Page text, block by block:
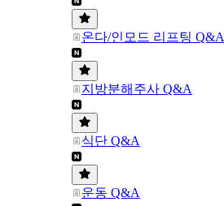
온다/인모드 리프팅 Q&A
지방분해주사 Q&A
식단 Q&A
운동 Q&A